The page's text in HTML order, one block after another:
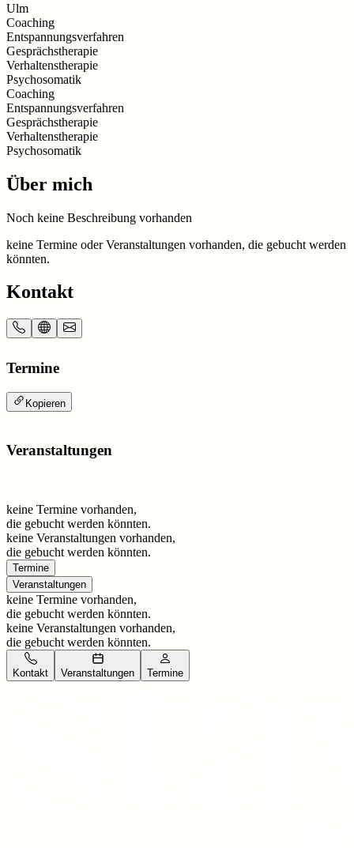
Ulm
Coaching
Entspannungsverfahren
Gesprächstherapie
Verhaltenstherapie
Psychosomatik
Coaching
Entspannungsverfahren
Gesprächstherapie
Verhaltenstherapie
Psychosomatik
Über mich
Noch keine Beschreibung vorhanden
keine Termine oder Veranstaltungen vorhanden, die gebucht werden
könnten.
Kontakt
Termine
Kopieren
Veranstaltungen
keine Termine vorhanden,
die gebucht werden könnten.
keine Veranstaltungen vorhanden,
die gebucht werden könnten.
Termine
Veranstaltungen
keine Termine vorhanden,
die gebucht werden könnten.
keine Veranstaltungen vorhanden,
die gebucht werden könnten.
Kontakt Veranstaltungen Termine